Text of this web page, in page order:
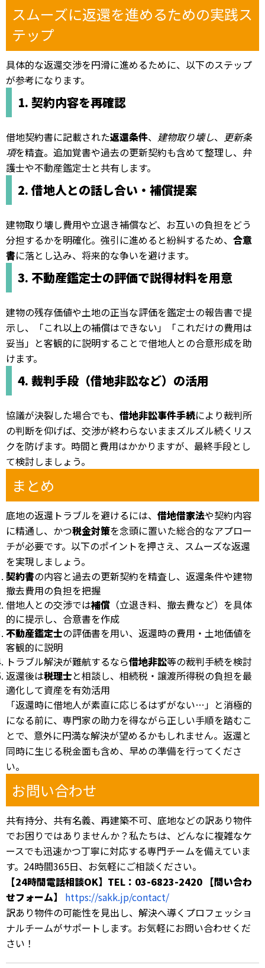
スムーズに返還を進めるための実践ス
テップ
具体的な返還交渉を円滑に進めるために、以下のステップ
が参考になります。
1. 契約内容を再確認
借地契約書に記載された返還条件、 建物取り壊し、 更新条
項を精査。追加覚書や過去の更新契約も含めて整理し、弁
護士や不動産鑑定士と共有します。
2. 借地人との話し合い・補償提案
建物取り壊し費用や立退き補償など、お互いの負担をどう
分担するかを明確化。強引に進めると紛糾するため、 合意
書に落とし込み、将来的な争いを避けます。
3. 不動産鑑定士の評価で説得材料を用意
建物の残存価値や土地の正当な評価を鑑定士の報告書で提
示し、「これ以上の補償はできない」「これだけの費用は
妥当」と客観的に説明することで借地人との合意形成を助
けます。
4. 裁判手段（借地非訟など）の活用
協議が決裂した場合でも、 借地非訟事件手続により裁判所
の判断を仰げば、交渉が終わらないままズルズル続くリス
クを防げます。時間と費用はかかりますが、最終手段とし
て検討しましょう。
まとめ
底地の返還トラブルを避けるには、 借地借家法や契約内容
に精通し、かつ税金対策を念頭に置いた総合的なアプロー
チが必要です。以下のポイントを押さえ、スムーズな返還
を実現しましょう。
契約書の内容と過去の更新契約を精査し、返還条件や建物
撤去費用の負担を把握
借地人との交渉では補償 （立退き料、撤去費など）を具体
的に提示し、合意書を作成
不動産鑑定士の評価書を用い、返還時の費用・土地価値を
客観的に説明
トラブル解決が難航するなら借地非訟等の裁判手続を検討
返還後は税理士と相談し、相続税・譲渡所得税の負担を最
適化して資産を有効活用
「返還時に借地人が素直に応じるはずがない…」と消極的
になる前に、専門家の助力を得ながら正しい手順を踏むこ
とで、意外に円満な解決が望めるかもしれません。返還と
同時に生じる税金面も含め、早めの準備を行ってくださ
い。
お問い合わせ
共有持分、共有名義、再建築不可、底地などの訳あり物件
でお困りではありませんか？私たちは、どんなに複雑なケ
ースでも迅速かつ丁寧に対応する専門チームを備えていま
す。24時間365日、お気軽にご相談ください。
【24時間電話相談OK】TEL：03-6823-2420 【問い合わ
せフォーム】 https://sakk.jp/contact/
訳あり物件の可能性を見出し、解決へ導くプロフェッショ
ナルチームがサポートします。お気軽にお問い合わせくだ
さい！